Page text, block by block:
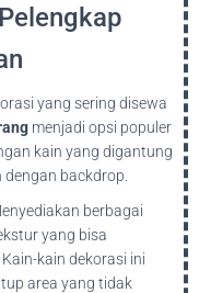
yang sering disewa
menjadi opsi populer
kain yang digantung
backdrop.
berbagai
yang bisa
kain dekorasi ini
area yang tidak